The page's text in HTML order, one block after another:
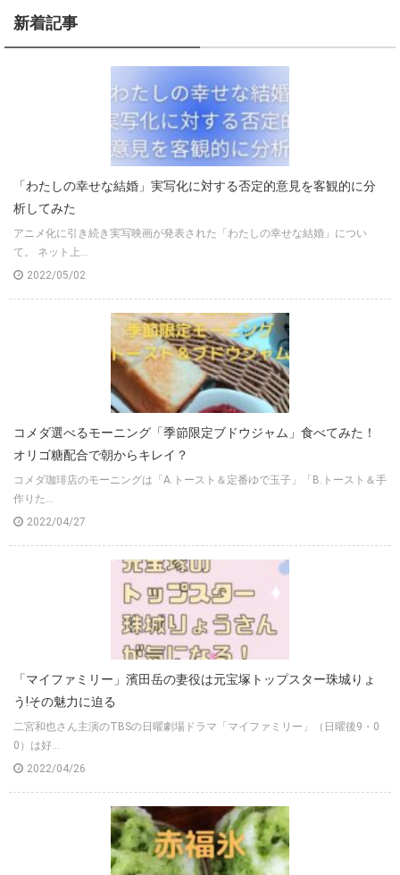
新着記事
「わたしの幸せな結婚」実写化に対する否定的意見を客観的に分
析してみた
アニメ化に引き続き実写映画が発表された「わたしの幸せな結婚」につい
て。 ネット上...
2022/05/02
コメダ選べるモーニング「季節限定ブドウジャム」食べてみた！
オリゴ糖配合で朝からキレイ？
コメダ珈琲店のモーニングは「A.トースト＆定番ゆで玉子」「B.トースト＆手
作りた...
2022/04/27
「マイファミリー」濱田岳の妻役は元宝塚トップスター珠城りょ
う!その魅力に迫る
二宮和也さん主演のTBSの日曜劇場ドラマ「マイファミリー」（日曜後9・0
0）は好...
2022/04/26